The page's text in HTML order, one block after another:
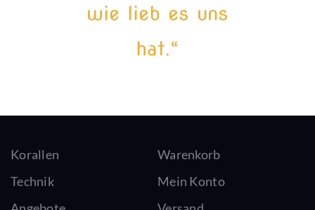
wie lieb es uns
hat.“
Korallen
Technik
Warenkorb
Mein Konto